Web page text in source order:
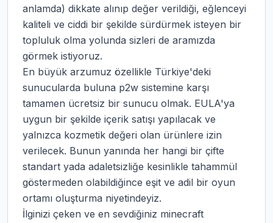
anlamda) dikkate alınıp değer verildiği, eğlenceyi
kaliteli ve ciddi bir şekilde sürdürmek isteyen bir
topluluk olma yolunda sizleri de aramızda
görmek istiyoruz.
En büyük arzumuz özellikle Türkiye'deki
sunucularda buluna p2w sistemine karşı
tamamen ücretsiz bir sunucu olmak. EULA'ya
uygun bir şekilde içerik satışı yapılacak ve
yalnızca kozmetik değeri olan ürünlere izin
verilecek. Bunun yanında her hangi bir çifte
standart yada adaletsizliğe kesinlikle tahammül
göstermeden olabildiğince eşit ve adil bir oyun
ortamı oluşturma niyetindeyiz.
İlginizi çeken ve en sevdiğiniz minecraft